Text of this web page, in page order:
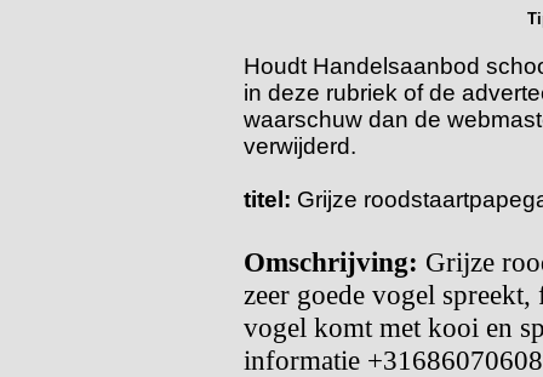
Houdt Handelsaanbod
in deze rubriek of de
waarschuw dan de
verwijderd.
titel: Grijze
Omschrijving: Grijze
zeer goede vogel
vogel komt met kooi en
informatie +31686070608